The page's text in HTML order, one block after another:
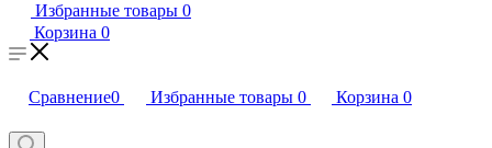
Избранные товары 0
Корзина 0
Сравнение0 Избранные товары 0 Корзина 0